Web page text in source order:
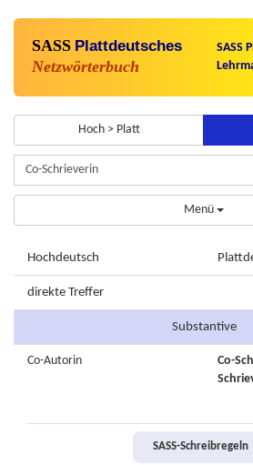
SASS Plattdeutsches
Netzwörterbuch
SASS
Hoch > Platt
Menü
Hochdeutsch
direkte Treffer
Substantive
Co-Autorin Co-
SASS-Schreibregeln